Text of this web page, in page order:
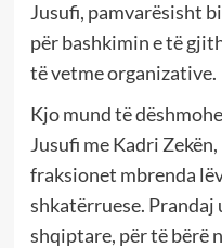
Jusufi, pamvarësisht
për bashkimin e të
të vetme organizative.
Kjo mund të
Jusufi me Kadri
fraksionet mbrenda
shkatërruese.
shqiptare, për të bërë